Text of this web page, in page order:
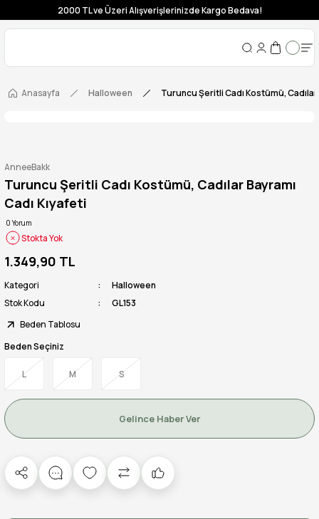
2000 TL ve Üzeri Alışverişlerinizde Kargo Bedava!
Anasayfa Halloween Turuncu Şeritli Cadı Kostümü, Cadılar
AnneeBakk
Turuncu Şeritli Cadı Kostümü, Cadılar Bayramı
Cadı Kıyafeti
0 Yorum
Stokta Yok
1.349,90 TL
Kategori
Halloween
Stok Kodu
GL153
Beden Tablosu
Beden Seçiniz
L M S
Gelince Haber Ver